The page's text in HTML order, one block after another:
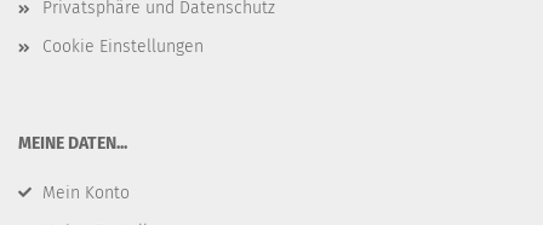
Privatsphäre und Datenschutz
Cookie Einstellungen
​MEINE DATEN...
Mein Konto